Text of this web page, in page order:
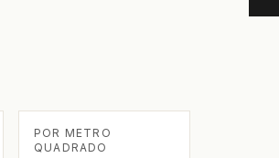
POR METRO
QUADRADO